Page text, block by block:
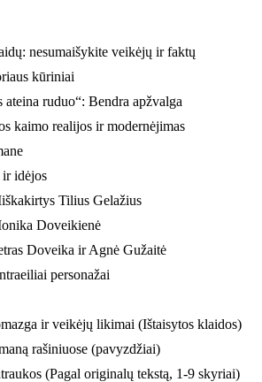
nesumaišykite veikėjų ir faktų
kūriniai
ateina ruduo“: Bendra apžvalga
kaimo realijos ir modernėjimas
ir idėjos
Tilius Gelažius
Doveikienė
Doveika ir Agnė Gužaitė
personažai
ir veikėjų likimai (Ištaisytos klaidos)
rašiniuose (pavyzdžiai)
(Pagal originalų tekstą, 1-9 skyriai)